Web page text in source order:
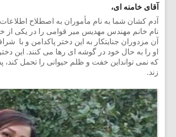
آقای خامنه ای،
آدم کشان شما به نام مأموران به اصطلاح
نام خانم مهندس مهدیس میر قوامی را در یکی از
آن مزدوران جنایتکار به این دختر پاکدامن و با
او را به حال خود در گوشه ای رها می کنند. این
زند.